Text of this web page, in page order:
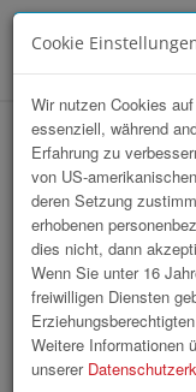
hr-lounge
Group
Cookie
Wir nutzen Cookies
essenziell, während
Erfahrung zu
von US-
deren Setzung
erhobenen
dies nicht, dann
Wenn Sie unter 16
freiwilligen Diensten
Weitere Informationen
unserer